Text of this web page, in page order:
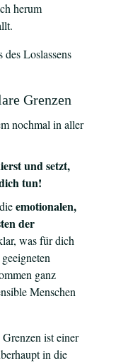
herum
Loslassens
Grenzen
nochmal in aller
und setzt,
tun!
emotionalen,
der
was für dich
ganz
Menschen
ist einer
in die